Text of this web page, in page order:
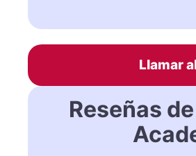
Llamar
Reseñas